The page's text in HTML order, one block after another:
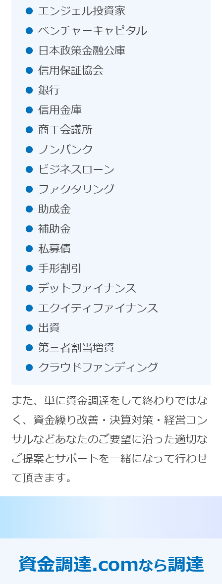
エンジェル投資家
ベンチャーキャピタル
日本政策金融公庫
信用保証協会
銀行
信用金庫
商工会議所
ノンバンク
ビジネスローン
ファクタリング
助成金
補助金
私募債
手形割引
デットファイナンス
エクイティファイナンス
出資
第三者割当増資
クラウドファンディング
また、単に資金調達をして終わりではな
く、資金繰り改善・決算対策・経営コン
サルなどあなたのご要望に沿った適切な
ご提案とサポートを一緒になって行わせ
て頂きます。
資金調達.comなら調達